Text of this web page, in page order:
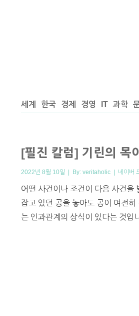
세계 한국 경제 경영 IT 과학
[필진 칼럼] 기린의 목
2022년 8월 10일 | By: veritaholic | 네이버
어떤 사건이나 조건이 다음 사건을
잡고 있던 공을 놓아도 공이 여전
는 인과관계의 상식이 있다는 것입